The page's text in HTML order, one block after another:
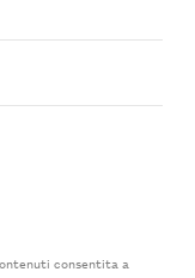
consentita a